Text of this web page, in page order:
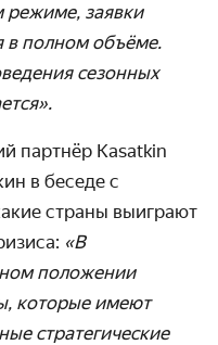
режиме, заявки
в полном объёме.
сезонных
партнёр Kasatkin
в беседе с
страны выиграют
«В
положении
которые имеют
стратегические